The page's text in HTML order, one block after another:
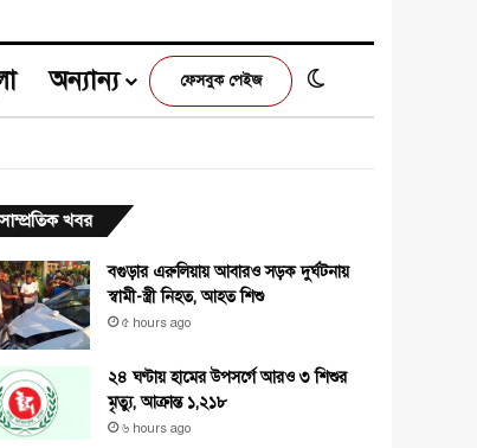
অন্যান্য ফেসবুক পেইজ
সাম্প্রতিক খবর
বগুড়ার এরুলিয়ায় আবারও সড়ক দুর্ঘটনায়
স্বামী-স্ত্রী নিহত, আহত শিশু
৫ hours ago
২৪ ঘণ্টায় হামের উপসর্গে আরও ৩ শিশুর
মৃত্যু, আক্রান্ত ১,২১৮
৬ hours ago